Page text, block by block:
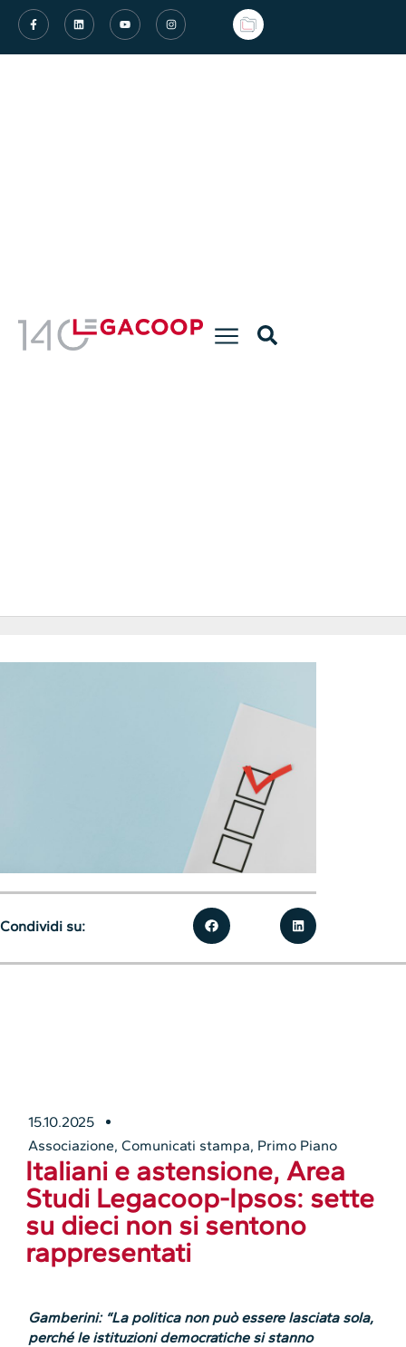
15.10.2025
Associazione,Comunicati stampa, Primo Piano
Italiani e astensione, Area
Studi Legacoop-Ipsos: sette
su dieci non si sentono
rappresentati
Gamberini: “La politica non può essere lasciata sola,
perché le istituzioni democratiche si stanno
Condividi su: